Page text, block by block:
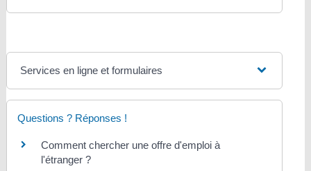
Services en ligne et formulaires
Questions ? Réponses !
Comment chercher une offre d'emploi à
l'étranger ?